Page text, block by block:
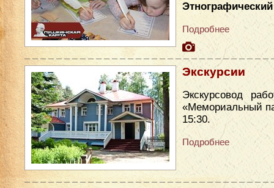
Подробнее
Экскурсии
Экскурсовод
«Мемориальный
15:30.
Подробнее